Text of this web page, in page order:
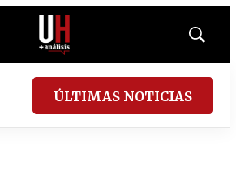
Mostrar
ÚLTIMAS NOTICIAS